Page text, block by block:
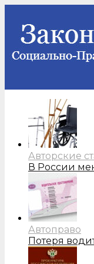
Авторские
В России
Автоправо
Потеря